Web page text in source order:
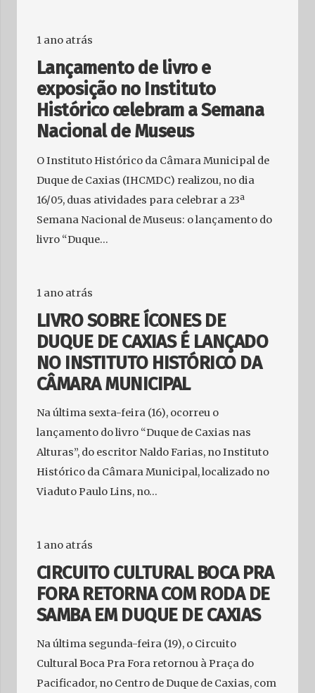
1 ano atrás
Lançamento de livro e
exposição no Instituto
Histórico celebram a Semana
Nacional de Museus
O Instituto Histórico da Câmara Municipal de
Duque de Caxias (IHCMDC) realizou, no dia
16/05, duas atividades para celebrar a 23ª
Semana Nacional de Museus: o lançamento do
livro “Duque…
1 ano atrás
LIVRO SOBRE ÍCONES DE
DUQUE DE CAXIAS É LANÇADO
NO INSTITUTO HISTÓRICO DA
CÂMARA MUNICIPAL
Na última sexta-feira (16), ocorreu o
lançamento do livro “Duque de Caxias nas
Alturas”, do escritor Naldo Farias, no Instituto
Histórico da Câmara Municipal, localizado no
Viaduto Paulo Lins, no…
1 ano atrás
CIRCUITO CULTURAL BOCA PRA
FORA RETORNA COM RODA DE
SAMBA EM DUQUE DE CAXIAS
Na última segunda-feira (19), o Circuito
Cultural Boca Pra Fora retornou à Praça do
Pacificador, no Centro de Duque de Caxias, com